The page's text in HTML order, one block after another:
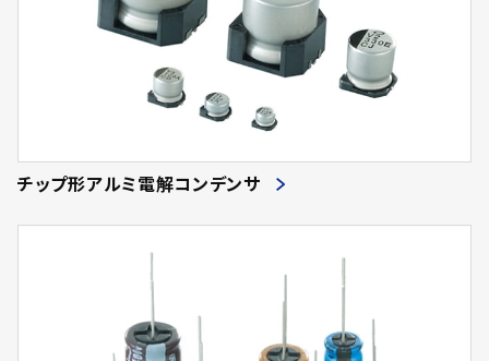
チップ形アルミ電解コンデンサ